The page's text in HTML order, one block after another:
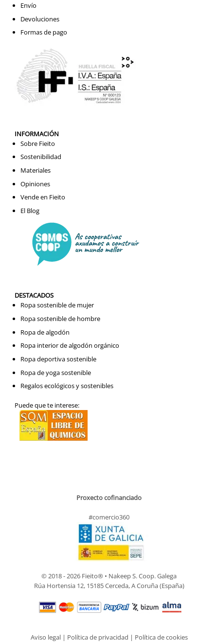
Envío
Devoluciones
Formas de pago
INFORMACIÓN
Sobre Fieito
Sostenibilidad
Materiales
Opiniones
Vende en Fieito
El Blog
DESTACADOS
Ropa sostenible de mujer
Ropa sostenible de hombre
Ropa de algodón
Ropa interior de algodón orgánico
Ropa deportiva sostenible
Ropa de yoga sostenible
Regalos ecológicos y sostenibles
Puede que te interese:
Proxecto cofinanciado
#comercio360
© 2018 - 2026 Fieito® • Nakeep S. Coop. Galega
Rúa Hortensia 12, 15185 Cerceda, A Coruña (España)
Aviso legal| Política de privacidad | Política de cookies